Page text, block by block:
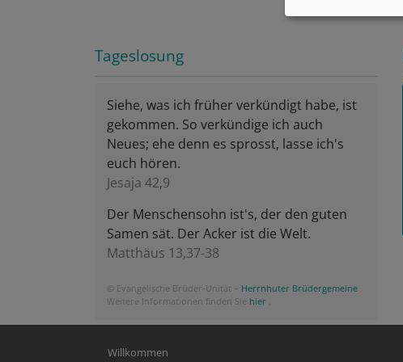
Tageslosung
Siehe, was ich früher verkündigt habe, ist
gekommen. So verkündige ich auch
Neues; ehe denn es sprosst, lasse ich's
euch hören.
Jesaja 42,9
Der Menschensohn ist's, der den guten
Samen sät. Der Acker ist die Welt.
Matthäus 13,37-38
© Evangelische Brüder-Unität – Herrnhuter Brüdergemeine
Weitere Informationen finden Sie hier
Hauptnavigation
Willkommen